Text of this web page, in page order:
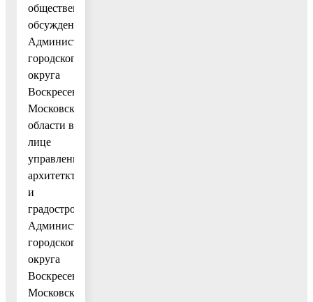
общественных
обсуждений,
Администрацию
городского
округа
Воскресенск
Московской
области в
лице
управления
архитетктуры
и
градостроительства
Администрации
городского
округа
Воскресенск
Московской